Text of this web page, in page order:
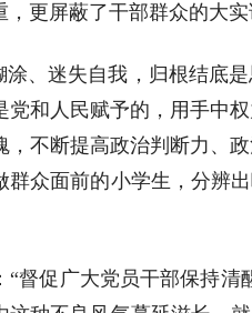
更屏蔽了干部群众的大
涂、迷失自我，归根结底
党和人民赋予的，用手中
，不断提高政治判断力、
群众面前的小学生，分辨
“督促广大党员干部保持